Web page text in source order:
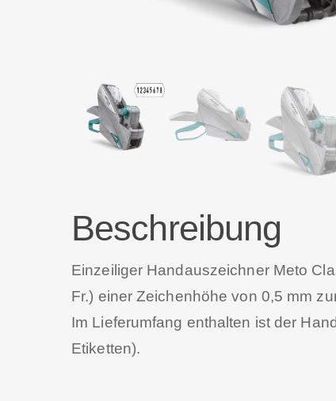
Beschreibung
Einzeiliger Handauszeichner Meto
Fr.) einer Zeichenhöhe von 0,5 mm
Im Lieferumfang enthalten ist der
Etiketten).